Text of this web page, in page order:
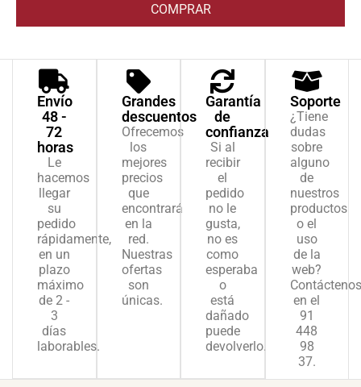
COMPRAR
Envío
48 -
72
horas
Le
hacemos
llegar
su
pedido
rápidamente,
en un
plazo
máximo
de 2 -
3
días
laborables.
Grandes
descuentos
Ofrecemos
los
mejores
precios
que
encontrará
en la
red.
Nuestras
ofertas
son
únicas.
Garantía
de
confianza
Si al
recibir
el
pedido
no le
gusta,
no es
como
esperaba
o
está
dañado
puede
devolverlo.
Soporte
¿Tiene
dudas
sobre
alguno
de
nuestros
productos
o el
uso
de la
web?
Contáctenos
en el
91
448
98
37.